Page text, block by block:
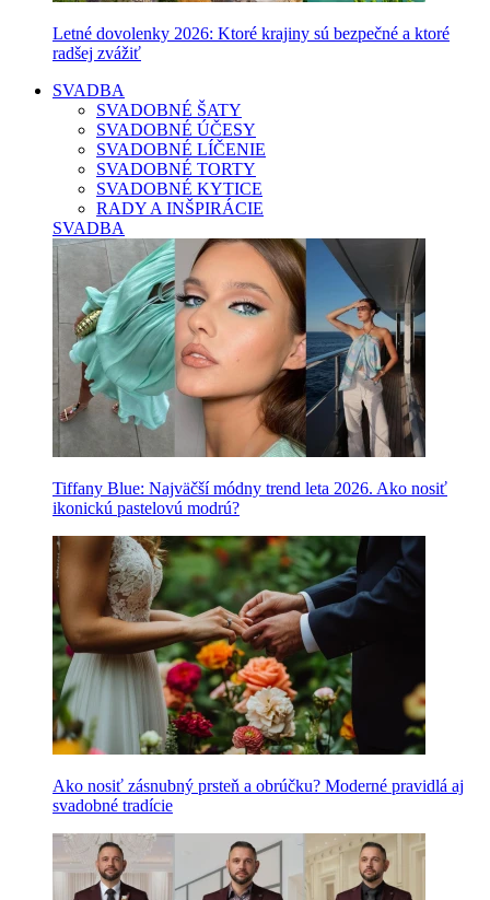
Letné dovolenky 2026: Ktoré krajiny sú bezpečné a ktoré
radšej zvážiť
SVADBA
SVADOBNÉ ŠATY
SVADOBNÉ ÚČESY
SVADOBNÉ LÍČENIE
SVADOBNÉ TORTY
SVADOBNÉ KYTICE
RADY A INŠPIRÁCIE
SVADBA
Tiffany Blue: Najväčší módny trend leta 2026. Ako nosiť
ikonickú pastelovú modrú?
Ako nosiť zásnubný prsteň a obrúčku? Moderné pravidlá aj
svadobné tradície